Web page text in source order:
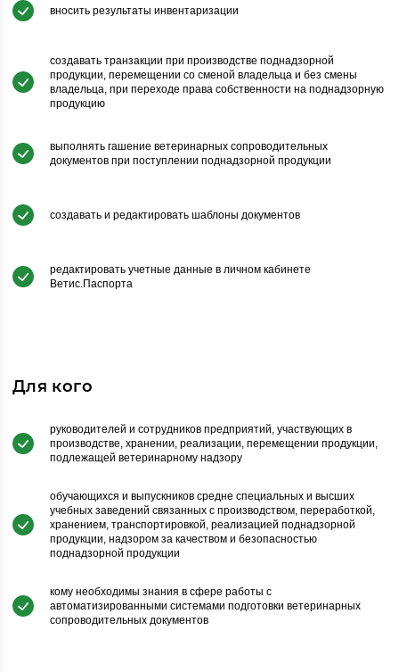
вносить результаты инвентаризации
создавать транзакции при производстве поднадзорной
продукции, перемещении со сменой владельца и без смены
владельца, при переходе права собственности на поднадзорную
продукцию
выполнять гашение ветеринарных сопроводительных
документов при поступлении поднадзорной продукции
создавать и редактировать шаблоны документов
редактировать учетные данные в личном кабинете
Ветис.Паспорта
Для кого
руководителей и сотрудников предприятий, участвующих в
производстве, хранении, реализации, перемещении продукции,
подлежащей ветеринарному надзору
обучающихся и выпускников средне специальных и высших
учебных заведений связанных с производством, переработкой,
хранением, транспортировкой, реализацией поднадзорной
продукции, надзором за качеством и безопасностью
поднадзорной продукции
кому необходимы знания в сфере работы с
автоматизированными системами подготовки ветеринарных
сопроводительных документов